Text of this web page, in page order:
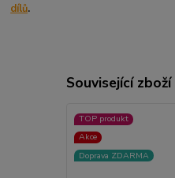
dílů.
Související zboží
TOP produkt
Akce
Doprava ZDARMA